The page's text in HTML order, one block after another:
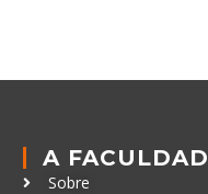
A
Sobre